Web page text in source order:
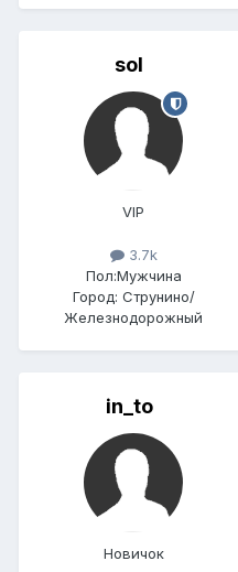
sol
VIP
3.7k
Пол:Мужчина
Город: Струнино/
Железнодорожный
in_to
Новичок